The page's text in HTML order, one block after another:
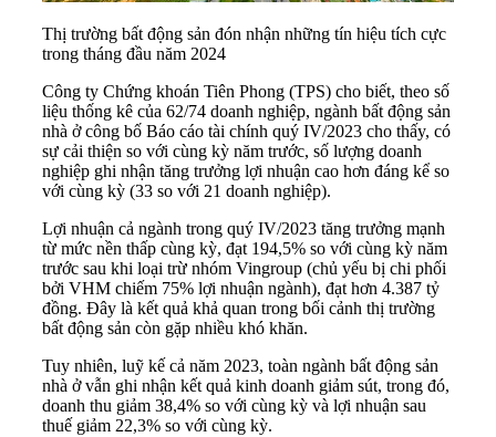
Thị trường bất động sản đón nhận những tín hiệu tích cực
trong tháng đầu năm 2024
Công ty Chứng khoán Tiên Phong (TPS) cho biết, theo số
liệu thống kê của 62/74 doanh nghiệp, ngành bất động sản
nhà ở công bố Báo cáo tài chính quý IV/2023 cho thấy, có
sự cải thiện so với cùng kỳ năm trước, số lượng doanh
nghiệp ghi nhận tăng trưởng lợi nhuận cao hơn đáng kể so
với cùng kỳ (33 so với 21 doanh nghiệp).
Lợi nhuận cả ngành trong quý IV/2023 tăng trưởng mạnh
từ mức nền thấp cùng kỳ, đạt 194,5% so với cùng kỳ năm
trước sau khi loại trừ nhóm Vingroup (chủ yếu bị chi phối
bởi VHM chiếm 75% lợi nhuận ngành), đạt hơn 4.387 tỷ
đồng. Đây là kết quả khả quan trong bối cảnh thị trường
bất động sản còn gặp nhiều khó khăn.
Tuy nhiên, luỹ kế cả năm 2023, toàn ngành bất động sản
nhà ở vẫn ghi nhận kết quả kinh doanh giảm sút, trong đó,
doanh thu giảm 38,4% so với cùng kỳ và lợi nhuận sau
thuế giảm 22,3% so với cùng kỳ.